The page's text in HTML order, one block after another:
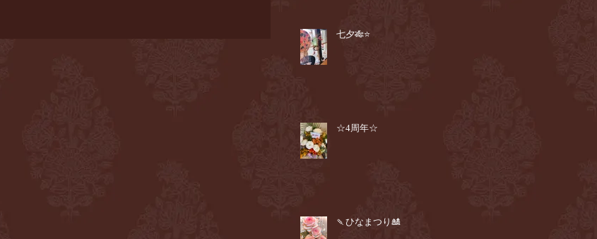
七夕🎋⭐️
☆4周年☆
🍡ひなまつり🎎